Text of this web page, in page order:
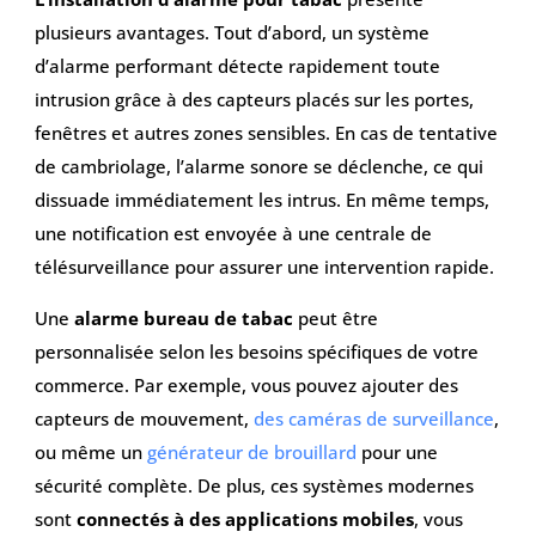
plusieurs avantages. Tout d’abord, un système
d’alarme performant détecte rapidement toute
intrusion grâce à des capteurs placés sur les portes,
fenêtres et autres zones sensibles. En cas de tentative
de cambriolage, l’alarme sonore se déclenche, ce qui
dissuade immédiatement les intrus. En même temps,
une notification est envoyée à une centrale de
télésurveillance pour assurer une intervention rapide.
Une alarme bureau de tabac peut être
personnalisée selon les besoins spécifiques de votre
commerce. Par exemple, vous pouvez ajouter des
capteurs de mouvement, des caméras de surveillance,
ou même un générateur de brouillard pour une
sécurité complète. De plus, ces systèmes modernes
sont connectés à des applications mobiles, vous